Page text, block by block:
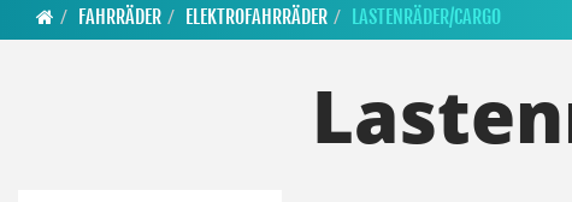
FAHRRÄDER ELEKTROFAHRRÄDER LASTENRÄDER/CARGO